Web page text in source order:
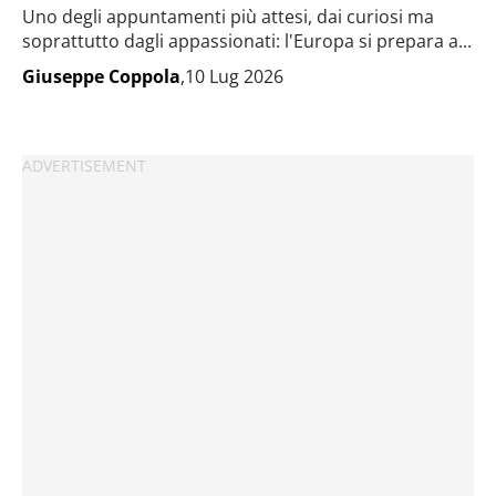
Uno degli appuntamenti più attesi, dai curiosi ma
soprattutto dagli appassionati: l'Europa si prepara a...
Giuseppe Coppola,10 Lug 2026